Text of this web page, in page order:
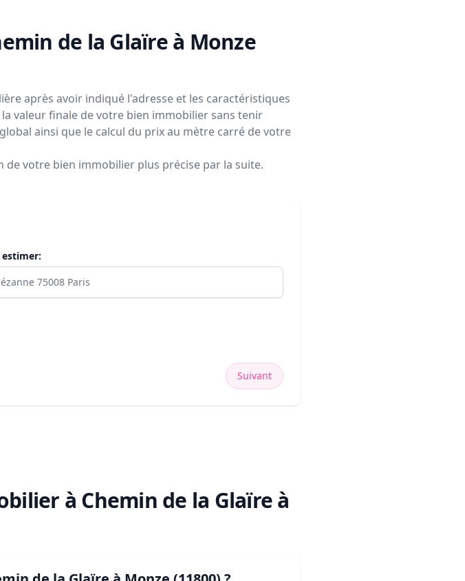
de la Glaïre à Monze
après avoir indiqué l'adresse et les caractéristiques
valeur finale de votre bien immobilier sans tenir
ainsi que le calcul du prix au mètre carré de votre
de votre bien immobilier plus précise par la suite.
estimer:
Suivant
à Chemin de la Glaïre à